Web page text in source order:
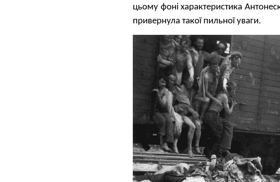
цьому фоні характеристика
привернула такої пильної уваги.